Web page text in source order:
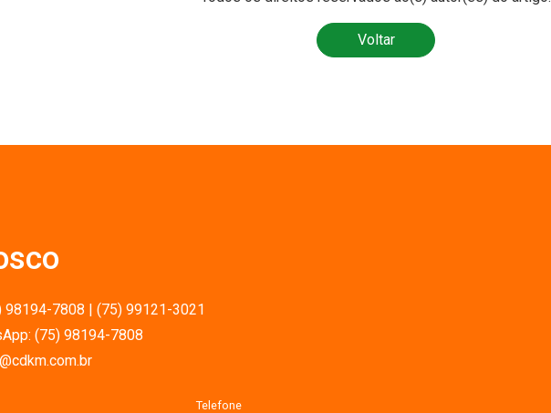
Voltar
98194-7808 | (75) 99121-3021
(75) 98194-7808
Telefone